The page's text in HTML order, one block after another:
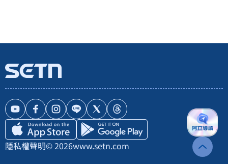
隱私權聲明© 2026www.setn.com